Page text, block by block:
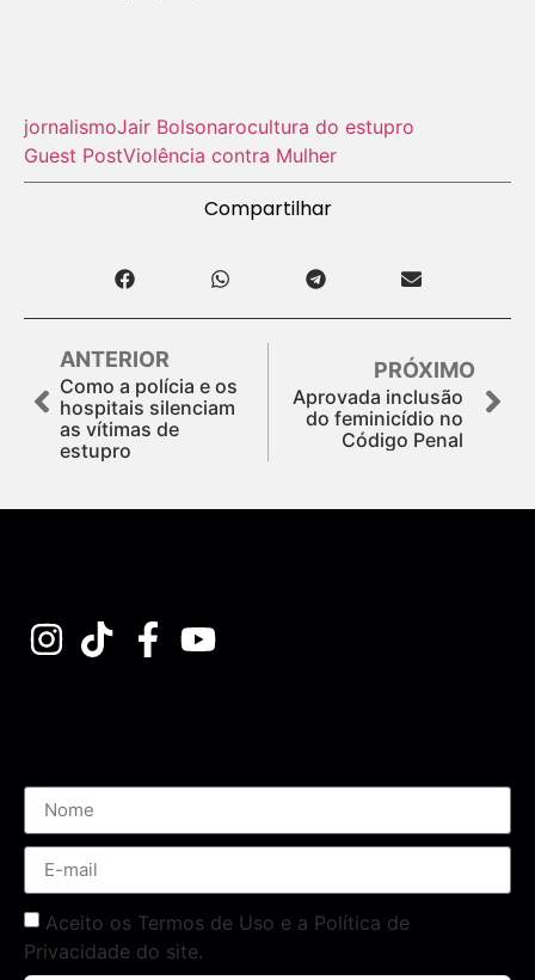
jornalismoJair Bolsonarocultura do estupro
Guest PostViolência contra Mulher
Compartilhar
ANTERIOR
Como a polícia e os
hospitais silenciam
as vítimas de
estupro
PRÓXIMO
Aprovada inclusão
do feminicídio no
Código Penal
Aceito os Termos de Uso e a Política de
Privacidade do site.